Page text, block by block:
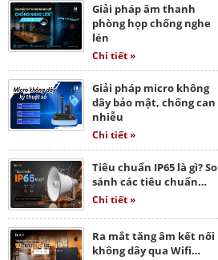
Giải pháp âm thanh
phòng họp chống nghe
lén
Chi tiết »
Giải pháp micro không
dây bảo mật, chống can
nhiễu
Chi tiết »
Tiêu chuẩn IP65 là gì? So
sánh các tiêu chuẩn…
Chi tiết »
Ra mắt tăng âm kết nối
không dây qua Wifi…